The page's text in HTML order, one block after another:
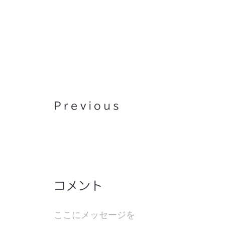
Previous
ようやく湿疹による痒みも治
コメント